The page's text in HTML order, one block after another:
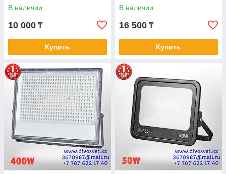
диодные.
В наличии
10 000 ₸
Купить
В наличии
16 500 ₸
Купить